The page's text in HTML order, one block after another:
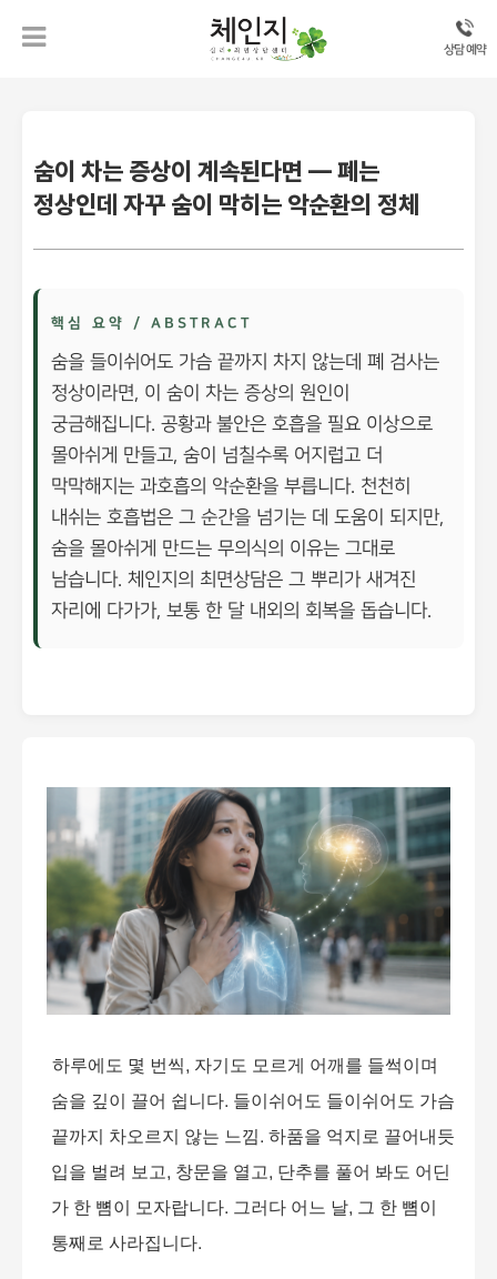
상담 예약
숨이 차는 증상이 계속된다면 — 폐는
정상인데 자꾸 숨이 막히는 악순환의 정체
핵심 요약 / ABSTRACT
숨을 들이쉬어도 가슴 끝까지 차지 않는데 폐 검사는
정상이라면, 이 숨이 차는 증상의 원인이
궁금해집니다. 공황과 불안은 호흡을 필요 이상으로
몰아쉬게 만들고, 숨이 넘칠수록 어지럽고 더
막막해지는 과호흡의 악순환을 부릅니다. 천천히
내쉬는 호흡법은 그 순간을 넘기는 데 도움이 되지만,
숨을 몰아쉬게 만드는 무의식의 이유는 그대로
남습니다. 체인지의 최면상담은 그 뿌리가 새겨진
자리에 다가가, 보통 한 달 내외의 회복을 돕습니다.
하루에도 몇 번씩, 자기도 모르게 어깨를 들썩이며
숨을 깊이 끌어 쉽니다. 들이쉬어도 들이쉬어도 가슴
끝까지 차오르지 않는 느낌.하품을 억지로 끌어내듯
입을 벌려 보고, 창문을 열고, 단추를 풀어 봐도 어딘
가 한 뼘이 모자랍니다. 그러다 어느 날, 그 한 뼘이
통째로 사라집니다.